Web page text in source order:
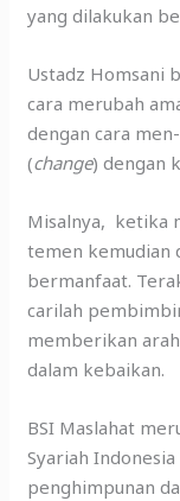
yang dilakukan
Ustadz Homsani
cara merubah
dengan cara
(change) dengan
Misalnya, ketika
temen kemudian
bermanfaat.
carilah
memberikan
dalam kebaikan.
BSI Maslahat
Syariah
penghimpunan